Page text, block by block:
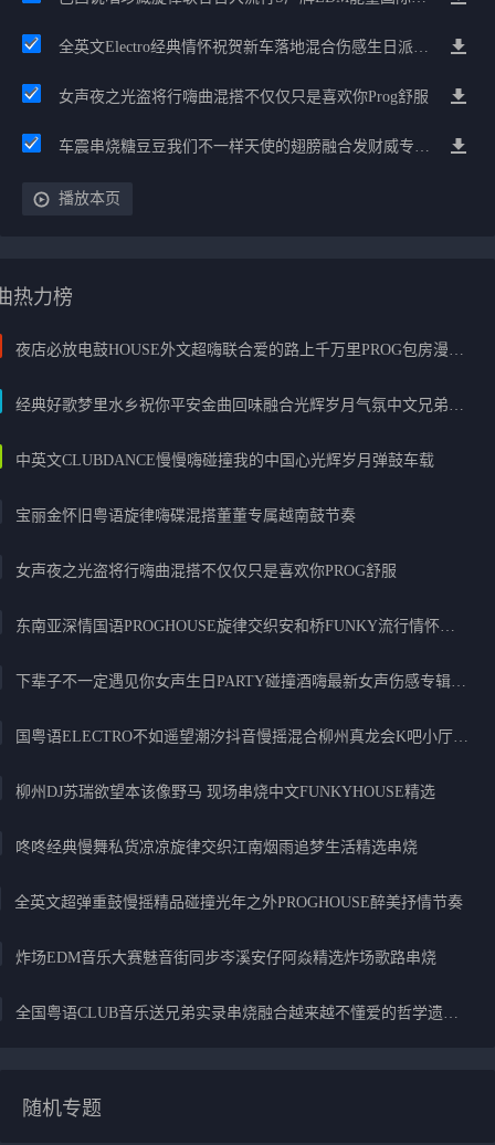
全英文Electro经典情怀祝贺新车落地混合伤感生日派对中文Club串烧
女声夜之光盗将行嗨曲混搭不仅仅只是喜欢你Prog舒服
车震串烧糖豆豆我们不一样天使的翅膀融合发财威专属金边太空仓节奏
播放本页
热力榜
夜店必放电鼓HOUSE外文超嗨联合爱的路上千万里PROG包房漫步上头
经典好歌梦里水乡祝你平安金曲回味融合光辉岁月气氛中文兄弟串烧
中英文CLUBDANCE慢慢嗨碰撞我的中国心光辉岁月弹鼓车载
宝丽金怀旧粤语旋律嗨碟混搭董董专属越南鼓节奏
女声夜之光盗将行嗨曲混搭不仅仅只是喜欢你PROG舒服
东南亚深情国语PROGHOUSE旋律交织安和桥FUNKY流行情怀串烧
下辈子不一定遇见你女声生日PARTY碰撞酒嗨最新女声伤感专辑实录
国粤语ELECTRO不如遥望潮汐抖音慢摇混合柳州真龙会K吧小厅小康混音
柳州DJ苏瑞欲望本该像野马 现场串烧中文FUNKYHOUSE精选
咚咚经典慢舞私货凉凉旋律交织江南烟雨追梦生活精选串烧
全英文超弹重鼓慢摇精品碰撞光年之外PROGHOUSE醉美抒情节奏
炸场EDM音乐大赛魅音街同步岑溪安仔阿焱精选炸场歌路串烧
全国粤语CLUB音乐送兄弟实录串烧融合越来越不懂爱的哲学遗憾专辑
随机专题